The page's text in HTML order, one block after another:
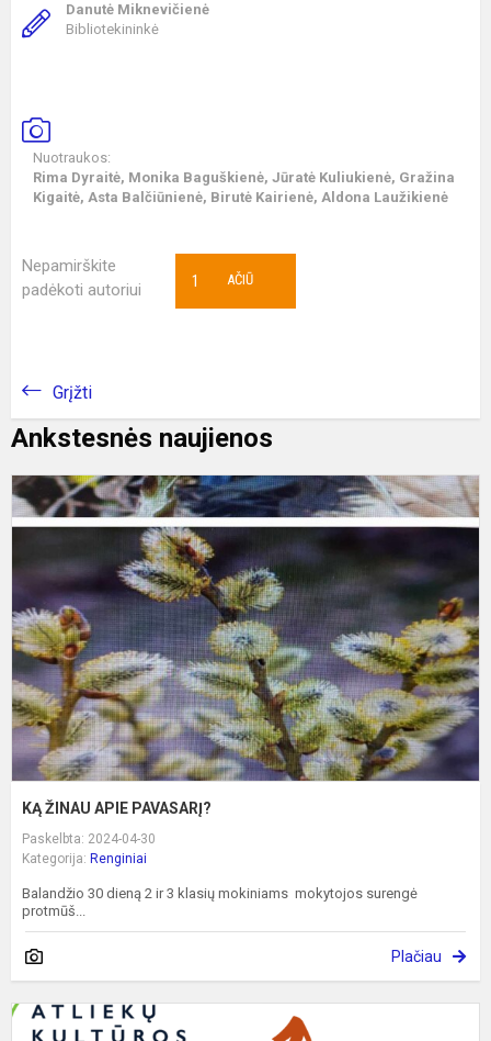
Danutė Miknevičienė
Bibliotekininkė
Nuotraukos:
Rima Dyraitė, Monika Baguškienė, Jūratė Kuliukienė, Gražina
Kigaitė, Asta Balčiūnienė, Birutė Kairienė, Aldona Laužikienė
Nepamirškite
padėkoti autoriui
AČIŪ
1
Grįžti
Ankstesnės naujienos
KĄ ŽINAU APIE PAVASARĮ?
Paskelbta: 2024-04-30
Kategorija: Renginiai
Balandžio 30 dieną 2 ir 3 klasių mokiniams mokytojos surengė
protmūš...
Plačiau